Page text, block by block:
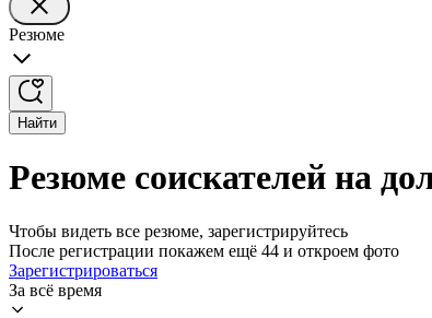
Резюме
Найти
Резюме соискателей на
Чтобы видеть все резюме, зарегистрируйтесь
После регистрации покажем ещё 44 и откроем фото
Зарегистрироваться
За всё время